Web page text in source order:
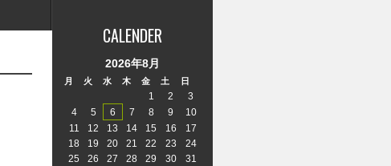
CALENDER
2026年8月
月 火 水 木 金 土 日
1 2
3
4
5 6 7 8 9
10
11
12 13 14 15 16
17
18
19 20 21 22 23
24
25
26 27 28 29 30
31